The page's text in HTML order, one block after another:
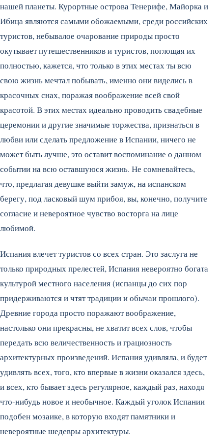
нашей планеты. Курортные острова Тенерифе, Майорка и
Ибица являются самыми обожаемыми, среди российских
туристов, небывалое очарование природы просто
окутывает путешественников и туристов, поглощая их
полностью, кажется, что только в этих местах ты всю
свою жизнь мечтал побывать, именно они виделись в
красочных снах, поражая воображение всей свой
красотой. В этих местах идеально проводить свадебные
церемонии и другие значимые торжества, признаться в
любви или сделать предложение в Испании, ничего не
может быть лучше, это оставит воспоминание о данном
событии на всю оставшуюся жизнь. Не сомневайтесь,
что, предлагая девушке выйти замуж, на испанском
берегу, под ласковый шум прибоя, вы, конечно, получите
согласие и невероятное чувство восторга на лице
любимой.
Испания влечет туристов со всех стран. Это заслуга не
только природных прелестей, Испания невероятно богата
культурой местного населения (испанцы до сих пор
придерживаются и чтят традиции и обычаи прошлого).
Древние города просто поражают воображение,
настолько они прекрасны, не хватит всех слов, чтобы
передать всю величественность и грациозность
архитектурных произведений. Испания удивляла, и будет
удивлять всех, того, кто впервые в жизни оказался здесь,
и всех, кто бывает здесь регулярное, каждый раз, находя
что-нибудь новое и необычное. Каждый уголок Испании
подобен мозаике, в которую входят памятники и
невероятные шедевры архитектуры.